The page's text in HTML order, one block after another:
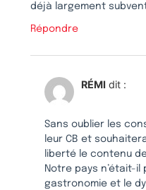
déjà largement
Répondre
RÉMI dit :
Sans oublier les
leur CB et
liberté le contenu
Notre pays n’était-
gastronomie et le